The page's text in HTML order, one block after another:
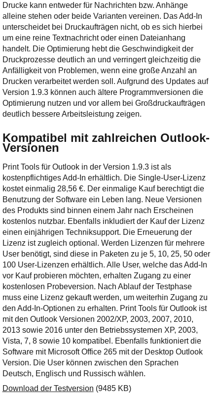
Drucke kann entweder für Nachrichten bzw. Anhänge
alleine stehen oder beide Varianten vereinen. Das Add-In
unterscheidet bei Druckaufträgen nicht, ob es sich hierbei
um eine reine Textnachricht oder einen Dateianhang
handelt. Die Optimierung hebt die Geschwindigkeit der
Druckprozesse deutlich an und verringert gleichzeitig die
Anfälligkeit von Problemen, wenn eine große Anzahl an
Drucken verarbeitet werden soll. Aufgrund des Updates auf
Version 1.9.3 können auch ältere Programmversionen die
Optimierung nutzen und vor allem bei Großdruckaufträgen
deutlich bessere Arbeitsleistung zeigen.
Kompatibel mit zahlreichen Outlook-
Versionen
Print Tools für Outlook in der Version 1.9.3 ist als
kostenpflichtiges Add-In erhältlich. Die Single-User-Lizenz
kostet einmalig 28,56 €. Der einmalige Kauf berechtigt die
Benutzung der Software ein Leben lang. Neue Versionen
des Produkts sind binnen einem Jahr nach Erscheinen
kostenlos nutzbar. Ebenfalls inkludiert der Kauf der Lizenz
einen einjährigen Techniksupport. Die Erneuerung der
Lizenz ist zugleich optional. Werden Lizenzen für mehrere
User benötigt, sind diese in Paketen zu je 5, 10, 25, 50 oder
100 User-Lizenzen erhältlich. Alle User, welche das Add-In
vor Kauf probieren möchten, erhalten Zugang zu einer
kostenlosen Probeversion. Nach Ablauf der Testphase
muss eine Lizenz gekauft werden, um weiterhin Zugang zu
den Add-In-Optionen zu erhalten. Print Tools für Outlook ist
mit den Outlook Versionen 2002/XP, 2003, 2007, 2010,
2013 sowie 2016 unter den Betriebssystemen XP, 2003,
Vista, 7, 8 sowie 10 kompatibel. Ebenfalls funktioniert die
Software mit Microsoft Office 265 mit der Desktop Outlook
Version. Die User können zwischen den Sprachen
Deutsch, Englisch und Russisch wählen.
Download der Testversion (9485 KB)